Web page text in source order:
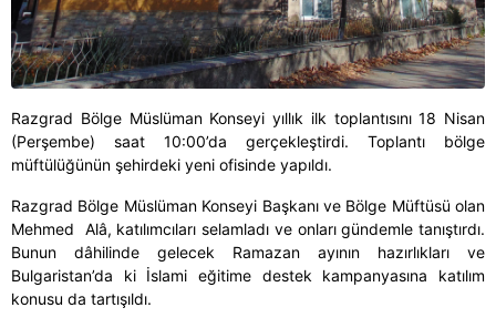
Razgrad Bölge Müslüman Konseyi yıllık ilk toplantısını 18 Nisan
(Perşembe) saat 10:00’da gerçekleştirdi. Toplantı bölge
müftülüğünün şehirdeki yeni ofisinde yapıldı.
Razgrad Bölge Müslüman Konseyi Başkanı ve Bölge Müftüsü olan
Mehmed Alâ, katılımcıları selamladı ve onları gündemle tanıştırdı.
Bunun dâhilinde gelecek Ramazan ayının hazırlıkları ve
Bulgaristan’da ki İslami eğitime destek kampanyasına katılım
konusu da tartışıldı.